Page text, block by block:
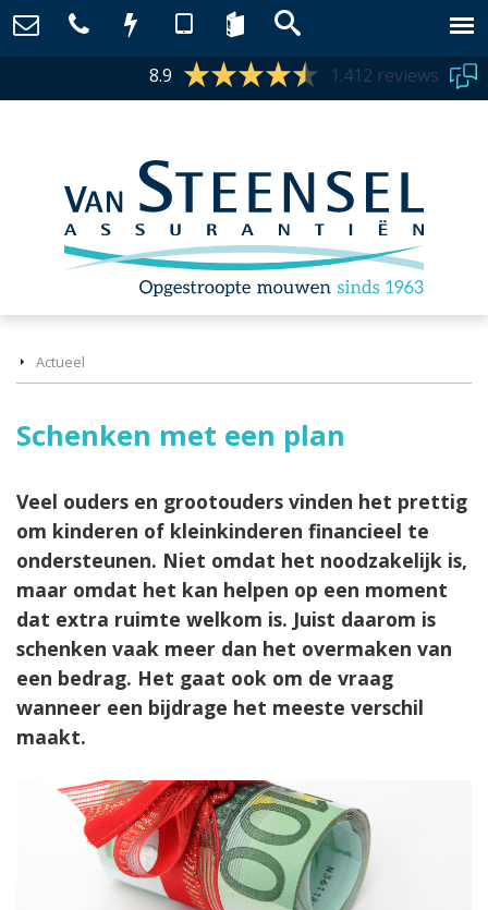
8.9 1.412 reviews
Actueel
Schenken met een plan
Veel ouders en grootouders vinden het prettig
om kinderen of kleinkinderen financieel te
ondersteunen. Niet omdat het noodzakelijk is,
maar omdat het kan helpen op een moment
dat extra ruimte welkom is. Juist daarom is
schenken vaak meer dan het overmaken van
een bedrag. Het gaat ook om de vraag
wanneer een bijdrage het meeste verschil
maakt.